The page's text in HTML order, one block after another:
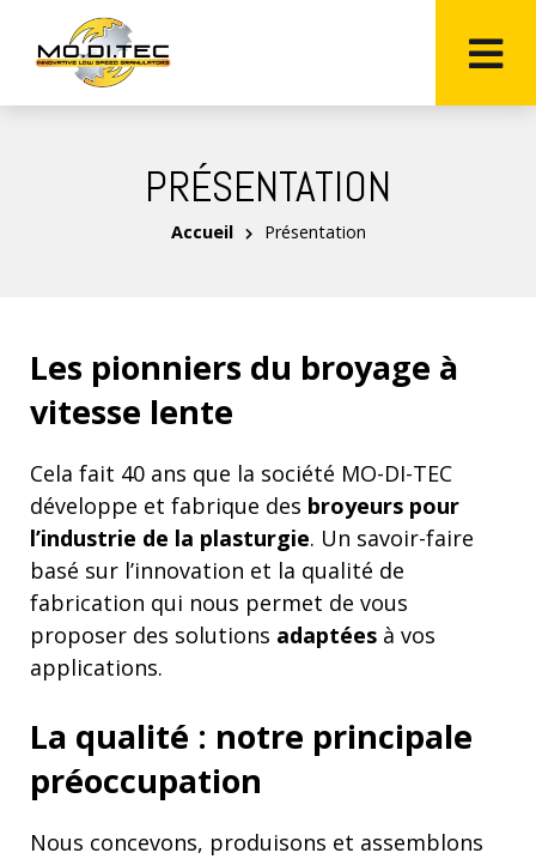
PRÉSENTATION
Accueil Présentation
Les pionniers du broyage à
vitesse lente
Cela fait 40 ans que la société MO-DI-TEC
développe et fabrique des broyeurs pour
l’industrie de la plasturgie. Un savoir-faire
basé sur l’innovation et la qualité de
fabrication qui nous permet de vous
proposer des solutions adaptées à vos
applications.
La qualité : notre principale
préoccupation
Nous concevons, produisons et assemblons